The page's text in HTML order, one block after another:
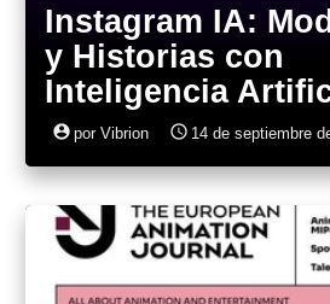
Instagram IA:
y Historias con
Inteligencia
account_circle por Vibrion access_time 14 de septiembre